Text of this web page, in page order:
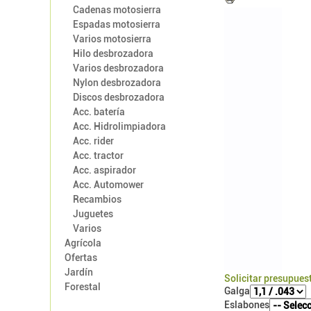
Cadenas motosierra
Espadas motosierra
Varios motosierra
Hilo desbrozadora
Varios desbrozadora
Nylon desbrozadora
Discos desbrozadora
Acc. batería
Acc. Hidrolimpiadora
Acc. rider
Acc. tractor
Acc. aspirador
Acc. Automower
Recambios
Juguetes
Varios
Agrícola
Ofertas
Jardín
Forestal
Solicitar
Galga
Eslabones